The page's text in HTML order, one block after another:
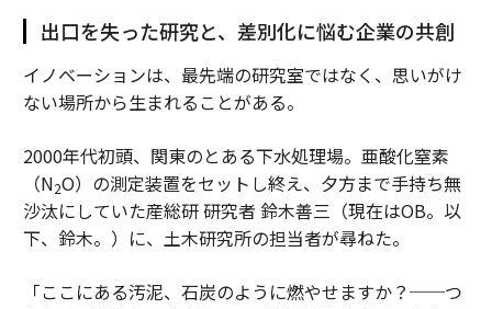
出口を失った研究と、差別化に悩む企業の共創
イノベーションは、最先端の研究室ではなく、思いがけ
ない場所から生まれることがある。
2000年代初頭、関東のとある下水処理場。亜酸化窒素
（N2O）の測定装置をセットし終え、夕方まで手持ち無
沙汰にしていた産総研 研究者 鈴木善三（現在はOB。以
下、鈴木。）に、土木研究所の担当者が尋ねた。
「ここにある汚泥、石炭のように燃やせますか？──つ